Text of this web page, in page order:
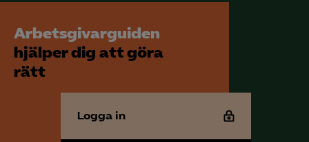
Arbetsgivarguiden
hjälper dig att göra
rätt
Logga in